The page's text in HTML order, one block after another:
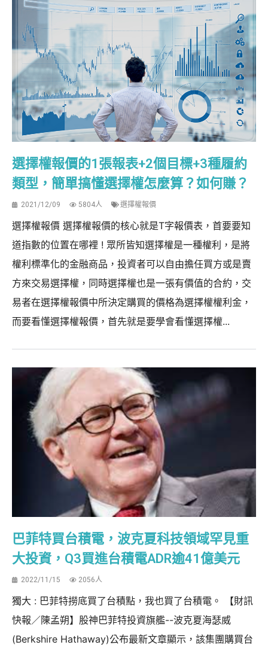
選擇權報價的1張報表+2個目標+3種履約
類型，簡單搞懂選擇權怎麼算？如何賺？
2021/12/09 5804人 選擇權報價
選擇權報價 選擇權報價的核心就是T字報價表，首要要知
道指數的位置在哪裡 ! 眾所皆知選擇權是一種權利，是將
權利標準化的金融商品，投資者可以自由擔任買方或是賣
方來交易選擇權，同時選擇權也是一張有價值的合約，交
易者在選擇權報價中所決定購買的價格為選擇權權利金，
而要看懂選擇權報價，首先就是要學會看懂選擇權...
巴菲特買台積電，波克夏科技領域罕見重
大投資，Q3買進台積電ADR逾41億美元
2022/11/15 2056人
獨大 : 巴菲特撈底買了台積點，我也買了台積電。 【財訊
快報／陳孟朔】股神巴菲特投資旗艦--波克夏海瑟威
(Berkshire Hathaway)公布最新文章顯示，該集團購買台